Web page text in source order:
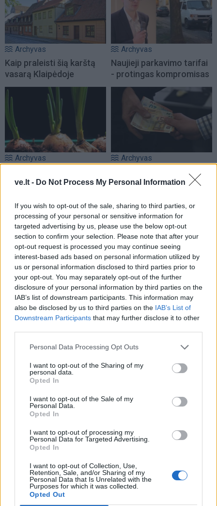
ve.lt - Do Not Process My Personal Information
If you wish to opt-out of the sale, sharing to third parties, or
processing of your personal or sensitive information for
targeted advertising by us, please use the below opt-out
section to confirm your selection. Please note that after your
opt-out request is processed you may continue seeing
interest-based ads based on personal information utilized by
us or personal information disclosed to third parties prior to
your opt-out. You may separately opt-out of the further
disclosure of your personal information by third parties on the
IAB’s list of downstream participants. This information may
also be disclosed by us to third parties on the IAB’s List of
Downstream Participants that may further disclose it to other
Personal Data Processing Opt Outs
I want to opt-out of the Sharing of my
personal data.
Opted In
I want to opt-out of the Sale of my
Personal Data.
Opted In
I want to opt-out of processing my
Personal Data for Targeted Advertising.
Opted In
I want to opt-out of Collection, Use,
Retention, Sale, and/or Sharing of my
Personal Data that Is Unrelated with the
Purposes for which it was collected.
Opted Out
Archyvas
Kaip praleisti šią karštą
vasarą Klaipėdoje
Archyvas
Naujieji parkavimo tarifai
- protingas kompromisas
Archyvas
prasideda nuo namuose
laiškų
Archyvas
Valstybinę pensiją galės
gauti daugiau
tėvų
Archyvas
Klaipėdos miesto
savivaldybės COVID-19
valdymo ir pagalbos
verslui priemonių planas
2021 metams
Archyvas
Klaipėdos miesto
savivaldybės mero
potvarkis dėl Klaipėdos
miesto savivaldybės
tarybos posėdžio
sušaukimo
Archyvas
„Jaunystėje ištraukėme
Archyvas
Darius Kasparaitis:
nei milijonai“